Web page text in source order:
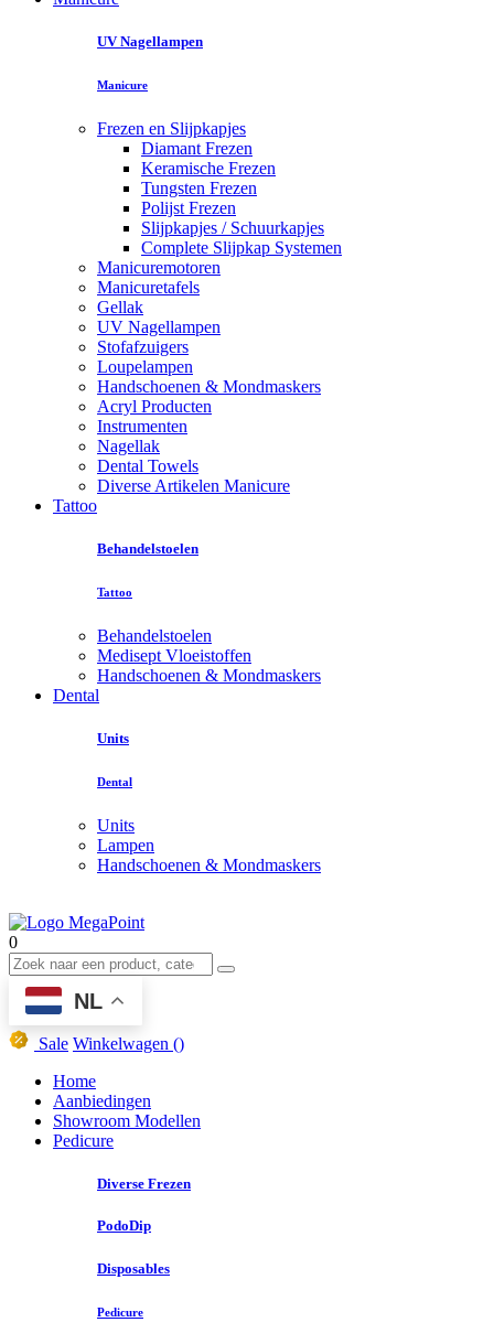
UV Nagellampen
Manicure
Frezen en Slijpkapjes
Diamant Frezen
Keramische Frezen
Tungsten Frezen
Polijst Frezen
Slijpkapjes / Schuurkapjes
Complete Slijpkap Systemen
Manicuremotoren
Manicuretafels
Gellak
UV Nagellampen
Stofafzuigers
Loupelampen
Handschoenen & Mondmaskers
Acryl Producten
Instrumenten
Nagellak
Dental Towels
Diverse Artikelen Manicure
Tattoo
Behandelstoelen
Tattoo
Behandelstoelen
Medisept Vloeistoffen
Handschoenen & Mondmaskers
Dental
Units
Dental
Units
Lampen
Handschoenen & Mondmaskers
0
NL
Sale Winkelwagen ()
Home
Aanbiedingen
Showroom Modellen
Pedicure
Diverse Frezen
PodoDip
Disposables
Pedicure